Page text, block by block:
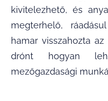
kivitelezhető, és
megterhelő,
hamar visszahozta
drónt hogyan
mezőgazdasági